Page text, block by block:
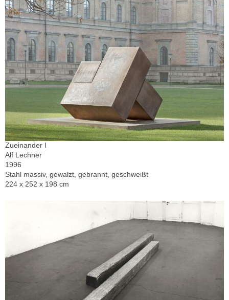
Zueinander I
Alf Lechner
1996
Stahl massiv, gewalzt, gebrannt, geschweißt
224 x 252 x 198 cm